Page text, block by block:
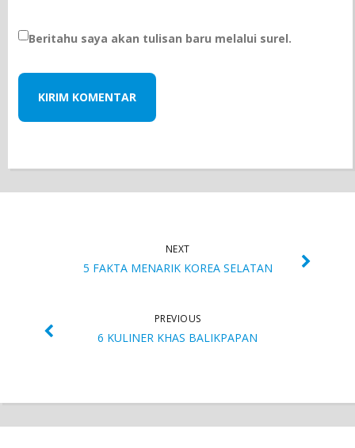
Beritahu saya akan tulisan baru melalui surel.
NEXT
5 FAKTA MENARIK KOREA SELATAN
PREVIOUS
6 KULINER KHAS BALIKPAPAN